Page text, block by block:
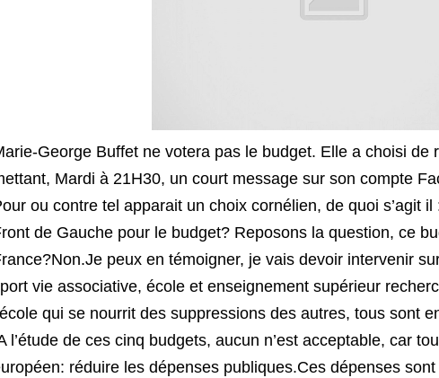
George Buffet ne votera pas le budget. Elle a choisi de
Mardi à 21H30, un court message sur son compte
ou contre tel apparait un choix cornélien, de quoi s’agit
de Gauche pour le budget? Reposons la question, ce
peux en témoigner, je vais devoir intervenir
vie associative, école et enseignement supérieur
qui se nourrit des suppressions des autres, tous sont
l’étude de ces cinq budgets, aucun n’est acceptable, car
réduire les dépenses publiques.Ces dépenses